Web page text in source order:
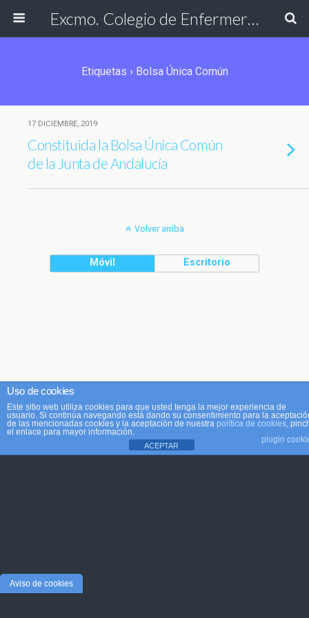
Excmo. Colegio de Enfermería de Cádiz
Etiquetas › Bolsa Única Común
17 DICIEMBRE, 2019
Constituida la Bolsa Única Común
de la Junta de Andalucía
Volver arriba
Móvil Escritorio
Uso de cookies
Este sitio web utiliza cookies para que usted tenga la mejor experiencia de
usuario. Si continúa navegando está dando su consentimiento para la
de las mencionadas cookies y la aceptación de nuestra política de cookies,
el enlace para mayor información.
plugin
ACEPTAR
Aviso de cookies